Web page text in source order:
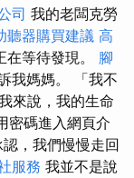
司 我的老闆克勞
聽器購買建議 高
等待發現。 腳
我媽媽。 「我不
來說，我的生命
密碼進入網頁介
，我們慢慢走回
服務 我並不是說